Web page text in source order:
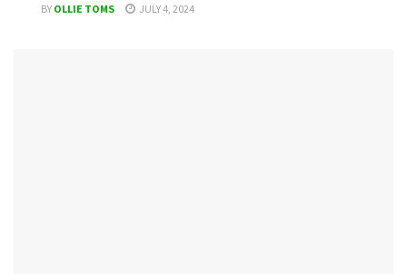
BY OLLIE TOMS JULY 4, 2024